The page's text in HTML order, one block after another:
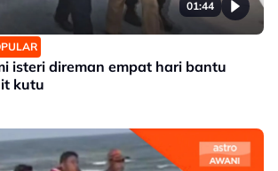
01:44
isteri direman empat hari bantu
kutu